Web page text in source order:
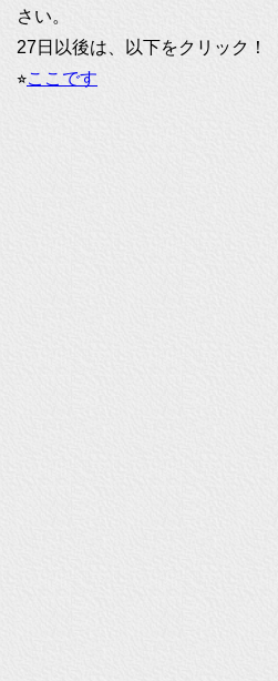
さい。
27日以後は、以下をクリック！
⭐︎ここです